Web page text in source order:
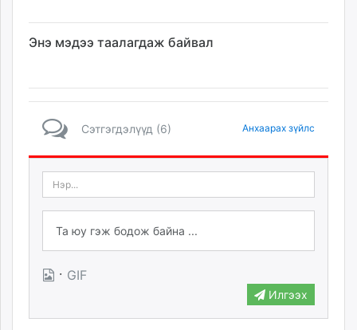
Энэ мэдээ таалагдаж байвал
Сэтгэгдэлүүд (6) Анхаарах зүйлс
· GIF
Илгээх